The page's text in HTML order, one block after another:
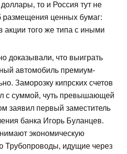
то и Россия тут не
размещения ценных бумаг:
акции того же типа с иными
доказывали, что выиграть
автомобиль премиум-
Заморозку кипрских счетов
с суммой, чуть превышающей
заявил первый заместитель
банка Игорь Буланцев.
экономическую
Трубопроводы, идущие через